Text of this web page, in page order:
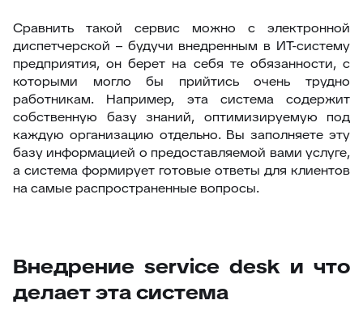
Сравнить такой сервис можно с электронной
диспетчерской – будучи внедренным в ИТ-систему
предприятия, он берет на себя те обязанности, с
которыми могло бы прийтись очень трудно
работникам. Например, эта система содержит
собственную базу знаний, оптимизируемую под
каждую организацию отдельно. Вы заполняете эту
базу информацией о предоставляемой вами услуге,
а система формирует готовые ответы для клиентов
на самые распространенные вопросы.
Внедрение service desk и что
делает эта система